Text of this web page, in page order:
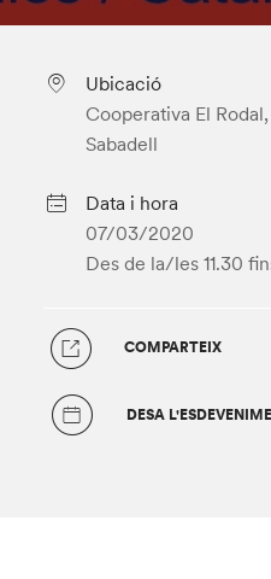
Ubicació
Cooperativa El
Sabadell
Data i hora
07/03/2020
Des de la/les 11.30
COMPARTEIX
DESA